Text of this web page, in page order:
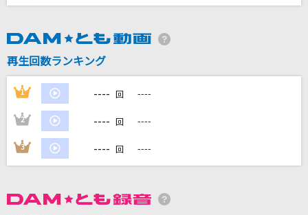
ダーリン
愛をこめて花束を
Superfly
再生回数ランキング
1 ---- 回 ----
2 ---- 回 ----
3 ---- 回 ----